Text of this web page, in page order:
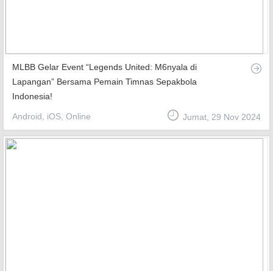
MLBB Gelar Event “Legends United: M6nyala di
Lapangan” Bersama Pemain Timnas Sepakbola
Indonesia!
Android, iOS, Online Jumat, 29 Nov 2024